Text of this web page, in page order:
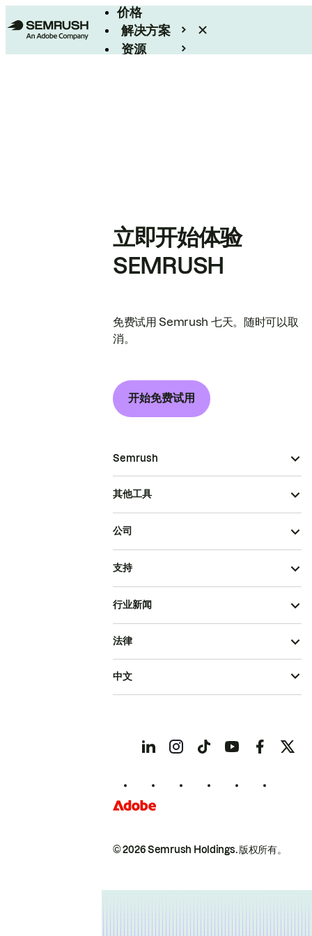
价格
解决方案
资源
立即开始体验
SEMRUSH
免费试用 Semrush 七天。随时可以取
消。
开始免费试用
Semrush
其他工具
公司
支持
行业新闻
© 2026 Semrush Holdings.版权所有。
法律
中文